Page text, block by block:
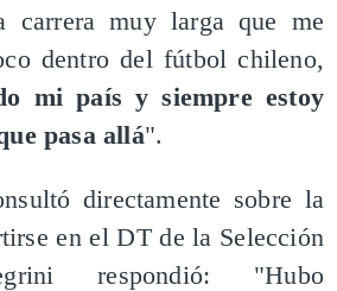
carrera muy larga que me
dentro del fútbol chileno,
mi país y siempre estoy
pasa allá".
directamente sobre la
en el DT de la Selección
respondió: "Hubo